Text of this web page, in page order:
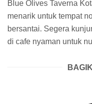
Blue Olives Taverna
menarik untuk tempat
bersantai. Segera
di cafe nyaman untuk